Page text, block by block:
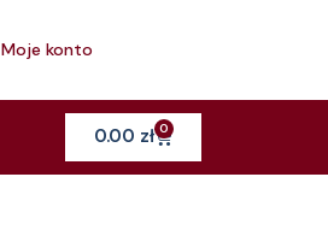
Moje konto
0.00 zł 0Cart